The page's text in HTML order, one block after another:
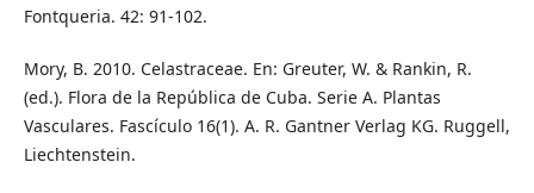
Fontqueria. 42: 91-102.
Mory, B. 2010. Celastraceae. En: Greuter, W. & Rankin, R.
(ed.). Flora de la República de Cuba. Serie A. Plantas
Vasculares. Fascículo 16(1). A. R. Gantner Verlag KG. Ruggell,
Liechtenstein.